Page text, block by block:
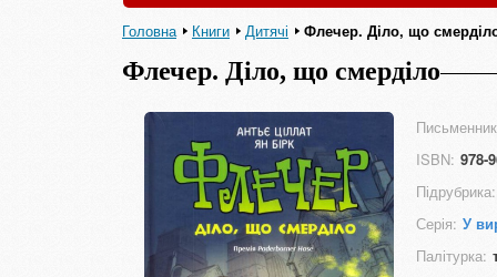
Головна Книги Дитячі Флечер. Діло, що
Флечер. Діло, що смерділо
ISBN: 978-
Підрубрика:
Серія: У
Палітурка: